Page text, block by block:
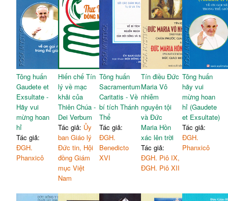
Tông huấn
Gaudete et
Exsultate -
Hãy vui
mừng hoan
hỉ
Tác giả:
ĐGH.
Phanxicô
Hiến chế Tín
lý về mạc
khải của
Thiên Chúa -
Dei Verbum
Tác giả: Ủy
ban Giáo lý
Đức tin, Hội
đồng Giám
mục Việt
Nam
Tông huấn
Sacramentum
Caritatis - Về
bí tích Thánh
Thể
Tác giả:
ĐGH.
Benedicto
XVI
Tín điều Đức
Maria Vô
nhiễm
nguyên tội
và Đức
Maria Hồn
xác lên trời
Tác giả:
ĐGH. Piô IX,
ĐGH. Piô XII
Tông huấn
hãy vui
mừng hoan
hỉ (Gaudete
et Exsultate)
Tác giả:
ĐGH.
Phanxicô